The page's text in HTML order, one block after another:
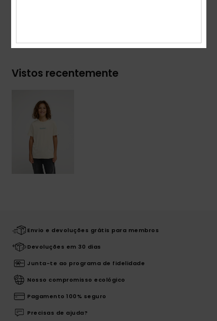
Vistos recentemente
Envio e devoluções grátis para membros
Devoluções em 30 dias
Junta-te ao programa de fidelidade
Nosso compromisso ecológico
Pagamento 100% seguro
Precisas de ajuda?